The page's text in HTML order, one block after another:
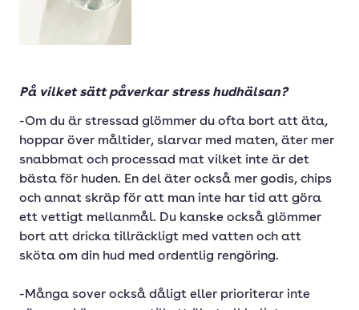
På vilket sätt påverkar stress hudhälsan?
-Om du är stressad glömmer du ofta bort att äta,
hoppar över måltider, slarvar med maten, äter mer
snabbmat och processad mat vilket inte är det
bästa för huden. En del äter också mer godis, chips
och annat skräp för att man inte har tid att göra
ett vettigt mellanmål. Du kanske också glömmer
bort att dricka tillräckligt med vatten och att
sköta om din hud med ordentlig rengöring.
-Många sover också dåligt eller prioriterar inte